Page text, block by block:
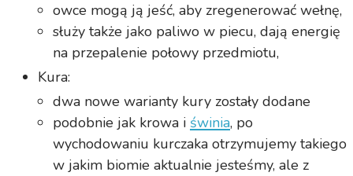
owce mogą ją jeść, aby zregenerować wełnę,
służy także jako paliwo w piecu, dają energię
na przepalenie połowy przedmiotu,
Kura:
dwa nowe warianty kury zostały dodane
podobnie jak krowa i świnia, po
wychodowaniu kurczaka otrzymujemy takiego
w jakim biomie aktualnie jesteśmy, ale z